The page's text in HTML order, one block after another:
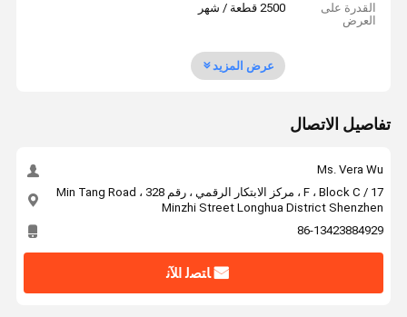
القدرة على
العرض
2500 قطعة / شهر
عرض المزيد
تفاصيل الاتصال
Ms. Vera Wu
17 / F ، Block C ، مركز الابتكار الرقمي ، رقم 328 Min Tang Road ،
Minzhi Street Longhua District Shenzhen
86-13423884929
ﺎﺘﺼﻟ ﺍﻶﻧ